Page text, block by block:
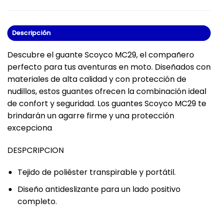
Descripción
Descubre el guante Scoyco MC29, el compañero
perfecto para tus aventuras en moto. Diseñados con
materiales de alta calidad y con protección de
nudillos, estos guantes ofrecen la combinación ideal
de confort y seguridad. Los guantes Scoyco MC29 te
brindarán un agarre firme y una protección
excepciona
DESPCRIPCION
Tejido de poliéster transpirable y portátil.
Diseño antideslizante para un lado positivo
completo.